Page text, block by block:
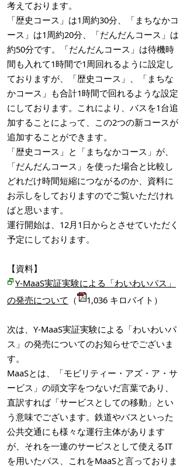
考えております。
「歴史コース」は1周約30分、「まちなかコ
ース」は1周約20分、「だんだんコース」は
約50分です。「だんだんコース」は待機時
間も入れて1時間で1周回れるように設定し
ておりますが、「歴史コース」、「まちな
かコース」も合計1時間で回れるような設定
にしております。これにより、バスを1台追
加することによって、この2つの新コースが
追加することができます。
「歴史コース」と「まちなかコース」が、
「だんだんコース」を使った場合と比較し
どれだけ時間短縮につながるのか、資料に
お示しをしておりますのでご覧いただけれ
ばと思います。
運行開始は、12月1日からとさせていただく
予定にしております。
【資料】
Y-MaaS実証実験による「わいわいパス」
の発売について （ 1,036 キロバイト）
次は、Y-MaaS実証実験による「わいわいパ
ス」の発売についてのお知らせでございま
す。
MaaSとは、「モビリティー・アズ・ア・サ
ービス」の頭文字をつないだ言葉であり、
直訳すれば「サービスとしての移動」とい
う意味でございます。鉄道やバスといった
公共交通にも様々な運行主体があります
が、それを一連のサービスとして使えるIT
を用いたパス、これをMaaSと言っておりま